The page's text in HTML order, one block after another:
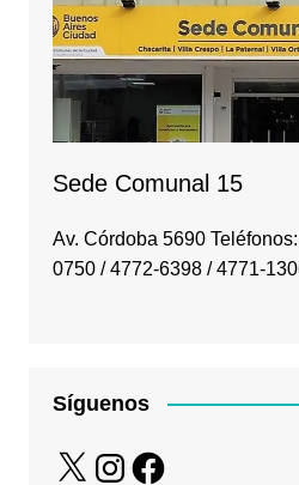
Sede Comunal 15
Av. Córdoba 5690
0750 / 4772-6398 / 4771-
Síguenos
X InstagramFacebook